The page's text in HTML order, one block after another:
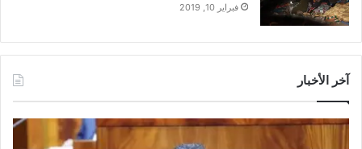
فبراير 10, 2019
آخر الأخبار